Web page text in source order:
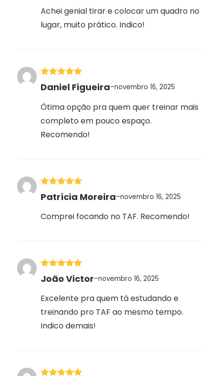
Achei genial tirar e colocar um quadro no
lugar, muito prático. Indico!
Avaliação5
de 5
Daniel Figueira–novembro 16, 2025
Ótima opção pra quem quer treinar mais
completo em pouco espaço.
Recomendo!
Avaliação
de 5
Patrícia Moreira–novembro 16, 2025
Comprei focando no TAF. Recomendo!
Avaliação
de 5
João Victor–novembro 16, 2025
Excelente pra quem tá estudando e
treinando pro TAF ao mesmo tempo.
Indico demais!